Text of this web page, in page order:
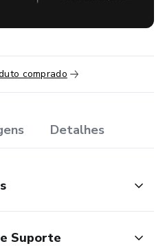
etc), integrações com XML,
e outros assuntos para você
comprado
Detalhes
Suporte